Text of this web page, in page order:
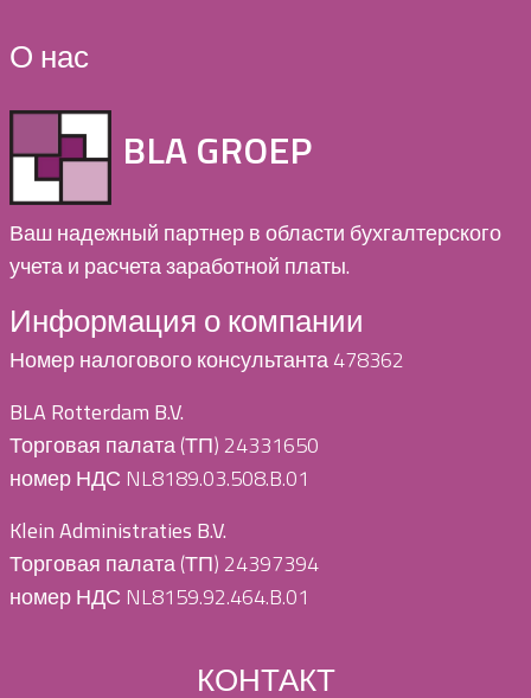
О нас
BLA GROEP
Ваш надежный партнер в области бухгалтерского
учета и расчета заработной платы.
Информация о компании
Номер налогового консультанта 478362
BLA Rotterdam B.V.
Торговая палата (ТП) 24331650
номер НДС NL8189.03.508.B.01
Klein Administraties B.V.
Торговая палата (ТП) 24397394
номер НДС NL8159.92.464.B.01
КОНТАКТ